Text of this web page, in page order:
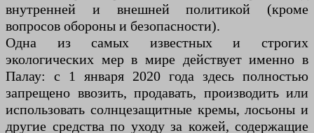
внутренней и внешней политикой (кроме
вопросов обороны и безопасности).
Одна из самых известных и строгих
экологических мер в мире действует именно в
Палау: с 1 января 2020 года здесь полностью
запрещено ввозить, продавать, производить или
использовать солнцезащитные кремы, лосьоны и
другие средства по уходу за кожей, содержащие